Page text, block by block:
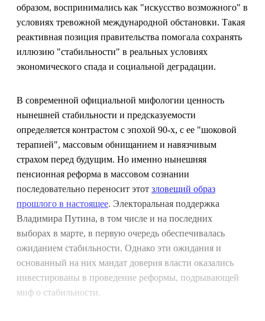
образом, воспринимались как "искусство возможного" в
условиях тревожной международной обстановки. Такая
реактивная позиция правительства помогала сохранять
иллюзию "стабильности" в реальных условиях
экономического спада и социальной деградации.
В современной официальной мифологии ценность
нынешней стабильности и предсказуемости
определяется контрастом с эпохой 90-х, с ее "шоковой
терапией", массовым обнищанием и навязчивым
страхом перед будущим. Но именно нынешняя
пенсионная реформа в массовом сознании
последовательно переносит этот зловещий образ
прошлого в настоящее. Электоральная поддержка
Владимира Путина, в том числе и на последних
выборах в марте, в первую очередь обеспечивалась
ожиданием стабильности. Однако эти ожидания и
основанный на них мандат доверия власти оказались
инвестированы в проведение реформы, подрывающей
миф о стабильности.